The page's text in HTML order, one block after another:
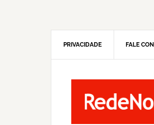
PRIVACIDADE FALE